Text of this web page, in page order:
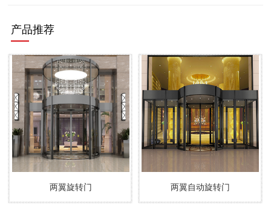
产品推荐
两翼旋转门 两翼自动旋转门